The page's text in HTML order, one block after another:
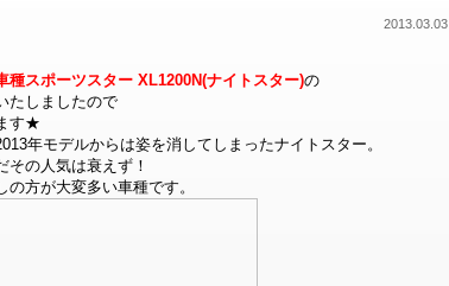
2013.03.03
種スポーツスター XL1200N(ナイトスター)の
たしましたので
す★
年モデルからは姿を消してしまったナイトスター。
その人気は衰えず！
の方が大変多い車種です。